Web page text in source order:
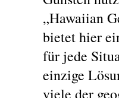
„Hawaiian
bietet hier
für jede
einzige
viele der